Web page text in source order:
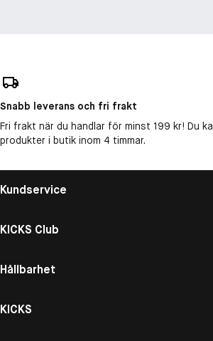
Snabb leverans och fri frakt
Fri frakt när du handlar för minst 199 kr! Du
produkter i butik inom 4 timmar.
Kundservice
KICKS Club
Hållbarhet
KICKS